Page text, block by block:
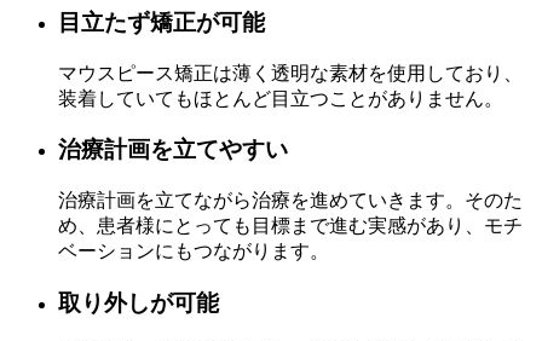
目立たず矯正が可能
マウスピース矯正は薄く透明な素材を使用しており、
装着していてもほとんど目立つことがありません。
治療計画を立てやすい
治療計画を立てながら治療を進めていきます。そのた
め、患者様にとっても目標まで進む実感があり、モチ
ベーションにもつながります。
取り外しが可能